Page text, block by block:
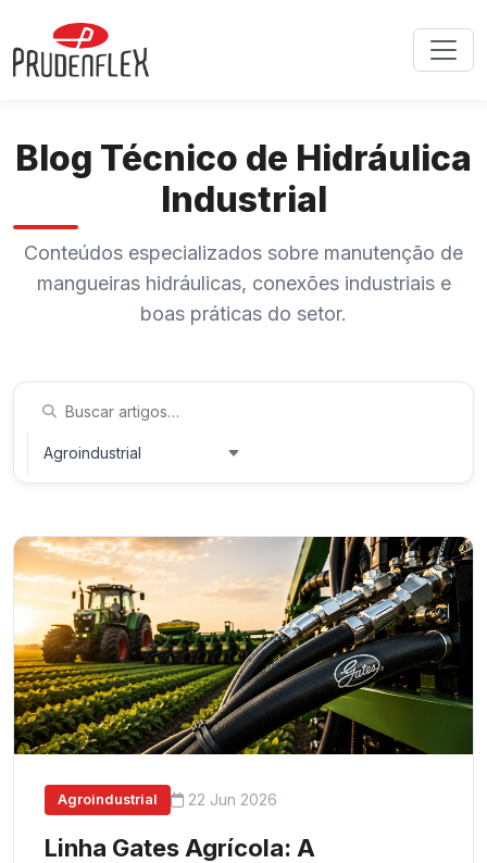
Blog Técnico de Hidráulica
Industrial
Conteúdos especializados sobre manutenção de
mangueiras hidráulicas, conexões industriais e
boas práticas do setor.
Agroindustrial 22 Jun 2026
Linha Gates Agrícola: A